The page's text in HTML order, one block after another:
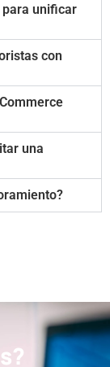
para unificar
con
una